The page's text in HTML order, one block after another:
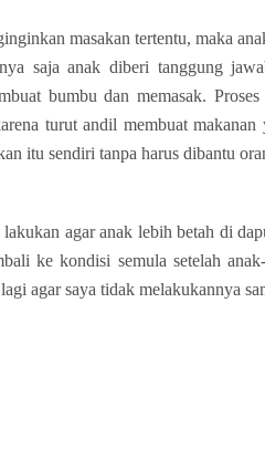
masakan tertentu, maka
saja anak diberi tanggung
bumbu dan memasak.
turut andil membuat
itu sendiri tanpa harus dibantu
agar anak lebih betah di
ke kondisi semula setelah
agar saya tidak melakukannya